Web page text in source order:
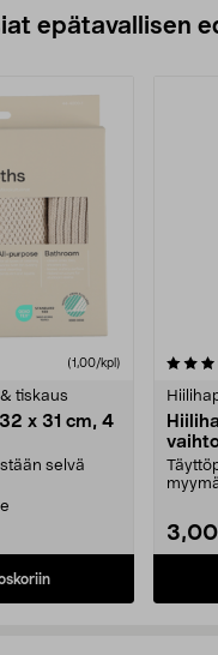
epätavallisen
(1,00/kpl)
tiskaus
x 31 cm, 4
selvä
3,00